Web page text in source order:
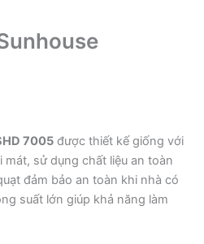
₫.
7005 được thiết kế giống với
sử dụng chất liệu an toàn
đảm bảo an toàn khi nhà có
suất lớn giúp khả năng làm